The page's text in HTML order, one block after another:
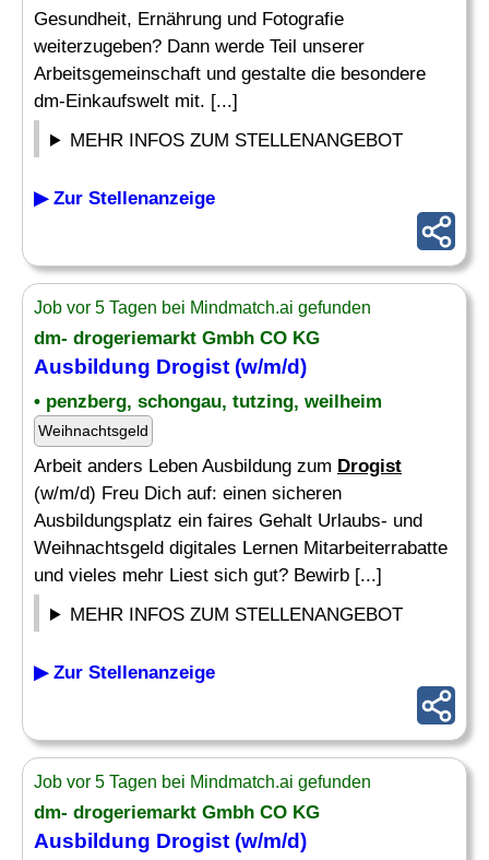
Gesundheit, Ernährung und Fotografie
weiterzugeben? Dann werde Teil unserer
Arbeitsgemeinschaft und gestalte die besondere
dm-Einkaufswelt mit. [...]
MEHR INFOS ZUM STELLENANGEBOT
▶ Zur Stellenanzeige
Job vor 5 Tagen bei Mindmatch.ai gefunden
dm- drogeriemarkt Gmbh CO KG
Ausbildung Drogist (w/m/d)
• penzberg, schongau, tutzing, weilheim
Weihnachtsgeld
Arbeit anders Leben Ausbildung zum Drogist
(w/m/d) Freu Dich auf: einen sicheren
Ausbildungsplatz ein faires Gehalt Urlaubs- und
Weihnachtsgeld digitales Lernen Mitarbeiterrabatte
und vieles mehr Liest sich gut? Bewirb [...]
MEHR INFOS ZUM STELLENANGEBOT
▶ Zur Stellenanzeige
Job vor 5 Tagen bei Mindmatch.ai gefunden
dm- drogeriemarkt Gmbh CO KG
Ausbildung Drogist (w/m/d)